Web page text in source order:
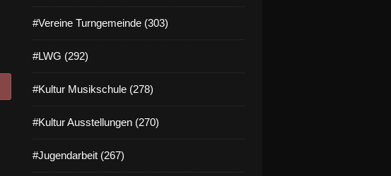
#Vereine Turngemeinde (303)
#LWG (292)
#Kultur Musikschule (278)
#Kultur Ausstellungen (270)
#Jugendarbeit (267)